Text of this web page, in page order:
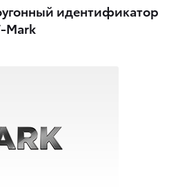
идентификатор
Mark